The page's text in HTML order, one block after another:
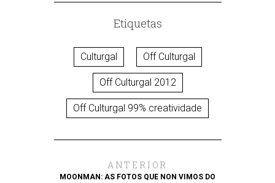
Etiquetas
Culturgal Off Culturgal
Off Culturgal 2012
Off Culturgal 99% creatividade
ANTERIOR
MOONMAN: AS FOTOS QUE NON VIMOS DO